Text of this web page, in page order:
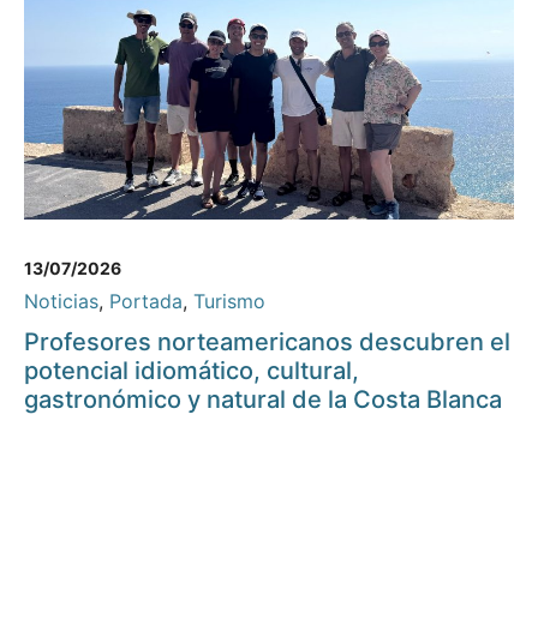
13/07/2026
Noticias, Portada, Turismo
Profesores norteamericanos descubren el
potencial idiomático, cultural,
gastronómico y natural de la Costa Blanca